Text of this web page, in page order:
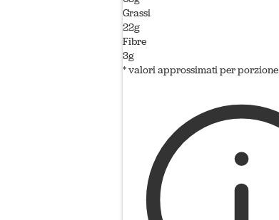
Grassi
22g
Fibre
3g
* valori approssimati per porzione